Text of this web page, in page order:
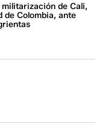
militarización de Cali,
de Colombia, ante